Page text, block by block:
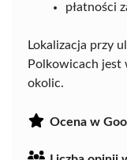
płatności
Lokalizacja przy
Polkowicach jest
okolic.
Ocena w